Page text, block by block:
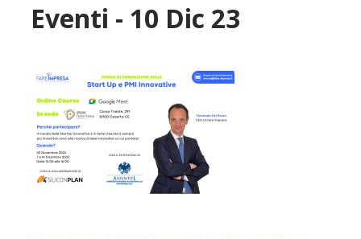
Eventi - 10 Dic 23